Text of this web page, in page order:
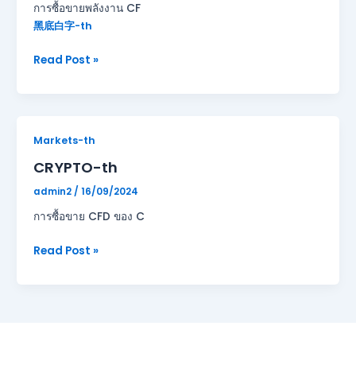
การซื้อขายพลังงาน CF
黑底白字-th
Read Post »
Markets-th
CRYPTO-th
admin2 / 16/09/2024
การซื้อขาย CFD ของ C
CRYPTO-
Read Post »